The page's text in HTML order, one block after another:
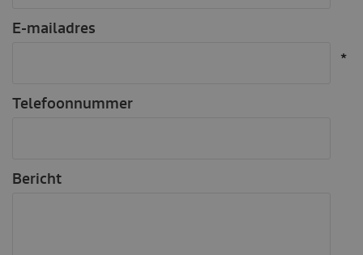
E-mailadres
Telefoonnummer
Bericht